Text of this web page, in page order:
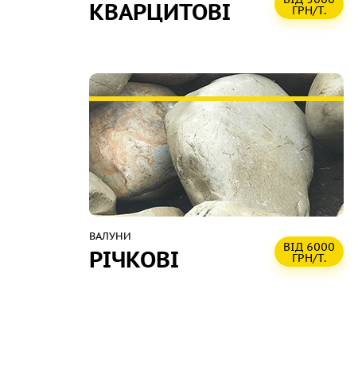
КВАРЦИТОВІ ГРН/Т.
ВАЛУНИ
РІЧКОВІ ВІД 6000
ГРН/Т.